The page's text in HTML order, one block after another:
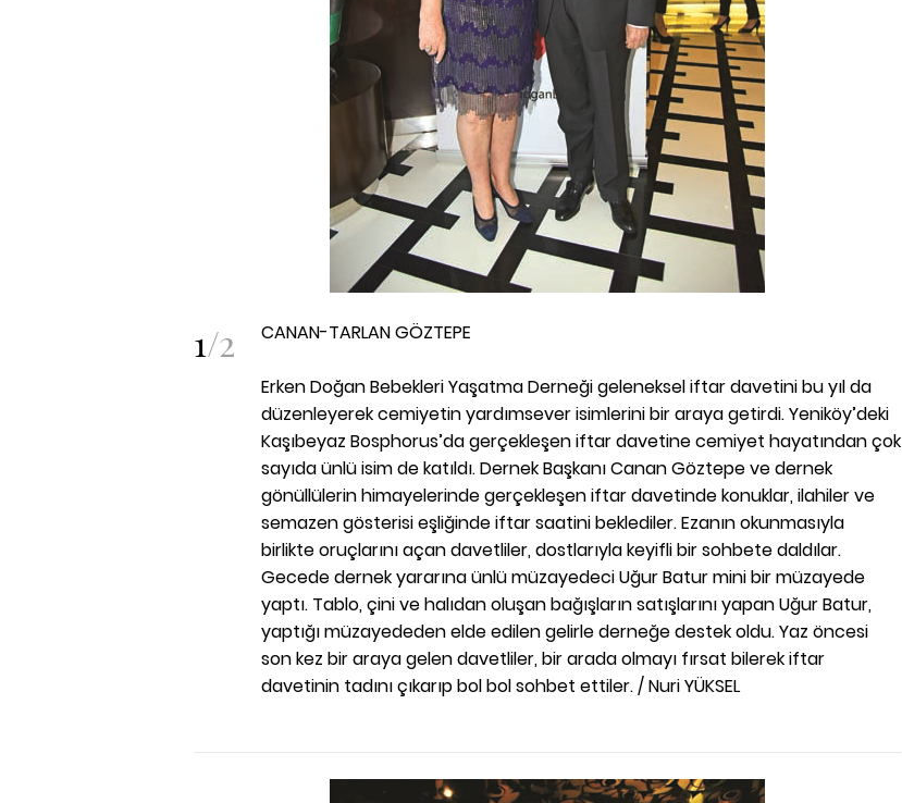
1/2 CANAN-TARLAN GÖZTEPE
Erken Doğan Bebekleri Yaşatma Derneği geleneksel iftar davetini bu yıl da
düzenleyerek cemiyetin yardımsever isimlerini bir araya getirdi. Yeniköy’deki
Kaşıbeyaz Bosphorus’da gerçekleşen iftar davetine cemiyet hayatından çok
sayıda ünlü isim de katıldı. Dernek Başkanı Canan Göztepe ve dernek
gönüllülerin himayelerinde gerçekleşen iftar davetinde konuklar, ilahiler ve
semazen gösterisi eşliğinde iftar saatini beklediler. Ezanın okunmasıyla
birlikte oruçlarını açan davetliler, dostlarıyla keyifli bir sohbete daldılar.
Gecede dernek yararına ünlü müzayedeci Uğur Batur mini bir müzayede
yaptı. Tablo, çini ve halıdan oluşan bağışların satışlarını yapan Uğur Batur,
yaptığı müzayededen elde edilen gelirle derneğe destek oldu. Yaz öncesi
son kez bir araya gelen davetliler, bir arada olmayı fırsat bilerek iftar
davetinin tadını çıkarıp bol bol sohbet ettiler. / Nuri YÜKSEL